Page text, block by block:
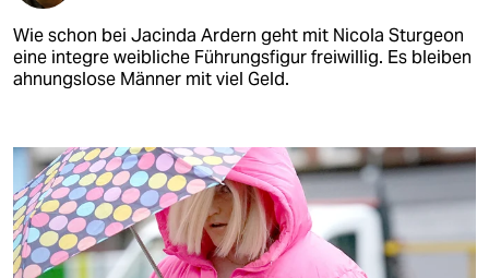
Wie schon bei Jacinda Ardern geht mit Nicola Sturgeon
eine integre weibliche Führungsfigur freiwillig. Es bleiben
ahnungslose Männer mit viel Geld.